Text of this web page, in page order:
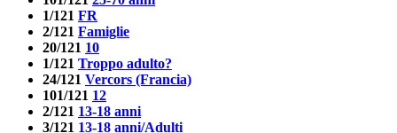
1/121 FR
2/121 Famiglie
20/121 10
1/121 Troppo adulto?
24/121 Vercors (Francia)
101/121 12
2/121 13-18 anni
3/121 13-18 anni/Adulti